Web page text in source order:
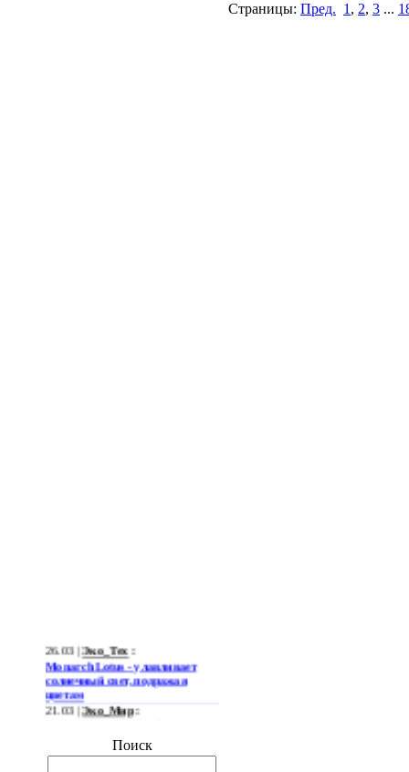
26.03 |Эко_Тех :
Monarch Lotus - улавливает
солнечный свет, подражая
цветам
21.03 |Эко_Мир
Огромная ветряная ферма
отказаться от импорта энергии
Поиск
Страницы: Пред. 1 , 2, 3 ...